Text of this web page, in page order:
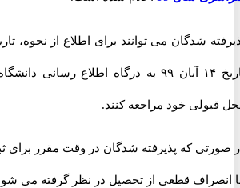
شدگان می توانند برای اطلاع از نحوه، تاریخ
تاریخ ۱۴ آبان ۹۹ به درگاه اطلاع رسانی
خود مراجعه کنند.
که پذیرفته شدگان در وقت مقرر برای ثبت
قطعی از تحصیل در نظر گرفته می شود.